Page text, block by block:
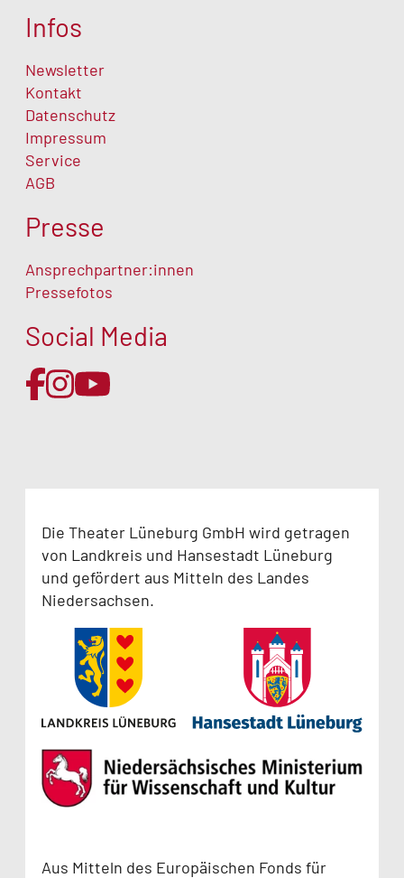
Infos
Newsletter
Kontakt
Datenschutz
Impressum
Service
AGB
Presse
Ansprechpartner:innen
Pressefotos
Social Media
Die Theater Lüneburg GmbH wird getragen
von Landkreis und Hansestadt Lüneburg
und gefördert aus Mitteln des Landes
Niedersachsen.
Aus Mitteln des Europäischen Fonds für